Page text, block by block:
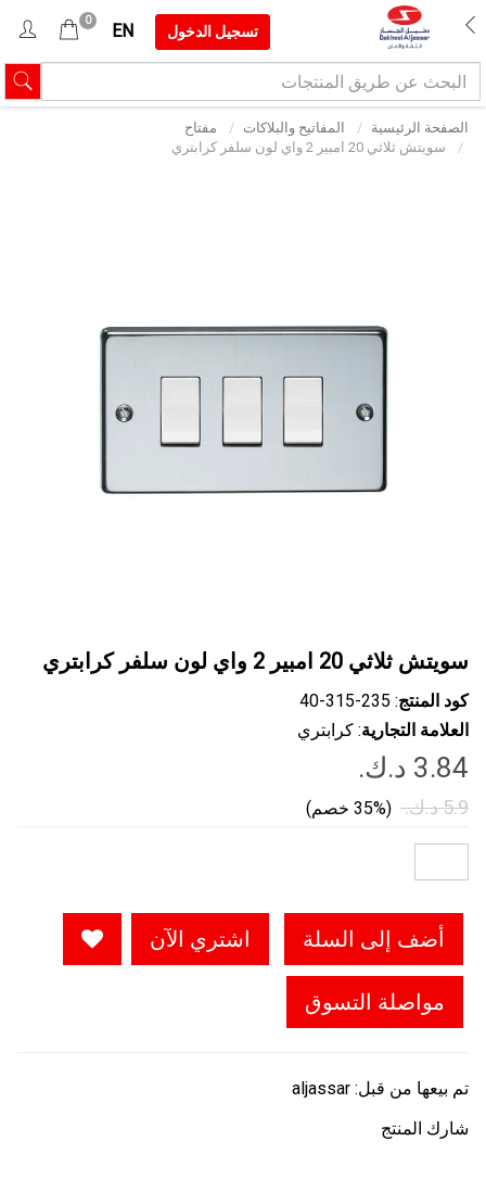
تسجيل الدخول EN
0
الصفحة الرئيسية المفاتيح والبلاكات
مفتاح
سويتش ثلاثي 20 امبير 2 واي لون سلفر كرابتري
سويتش ثلاثي 20 امبير 2 واي لون سلفر كرابتري
كود المنتج: ‎40-315-235
العلامة التجارية: كرابتري
(35% خصم)
أضف إلى السلة اشتري الآن
مواصلة التسوق
تم بيعها من قبل: aljassar
شارك المنتج